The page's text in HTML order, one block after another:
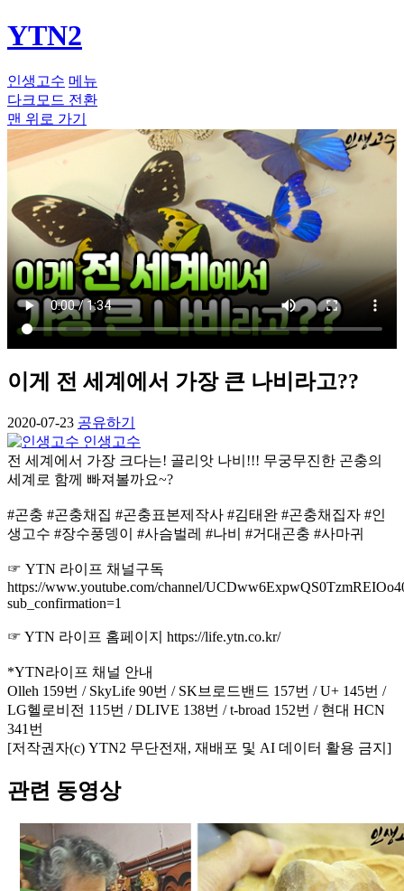
YTN2
인생고수 메뉴
다크모드 전환
맨 위로 가기
이게 전 세계에서 가장 큰 나비라고??
2020-07-23 공유하기
인생고수
전 세계에서 가장 크다는! 골리앗 나비!!! 무궁무진한 곤충의
세계로 함께 빠져볼까요~?
#곤충 #곤충채집 #곤충표본제작사 #김태완 #곤충채집자 #인
생고수 #장수풍뎅이 #사슴벌레 #나비 #거대곤충 #사마귀
☞ YTN 라이프 채널구독
https://www.youtube.com/channel/
sub_confirmation=1
☞ YTN 라이프 홈페이지 https://life.ytn.co.kr/
*YTN라이프 채널 안내
Olleh 159번 / SkyLife 90번 / SK브로드밴드 157번 / U+ 145번 /
LG헬로비전 115번 / DLIVE 138번 / t-broad 152번 / 현대 HCN
341번
[저작권자(c) YTN2 무단전재, 재배포 및 AI 데이터 활용 금지]
관련 동영상